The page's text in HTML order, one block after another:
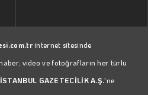
internet sitesinde
video ve fotoğrafların her türlü
GAZETECİLİK A.Ş.'ne